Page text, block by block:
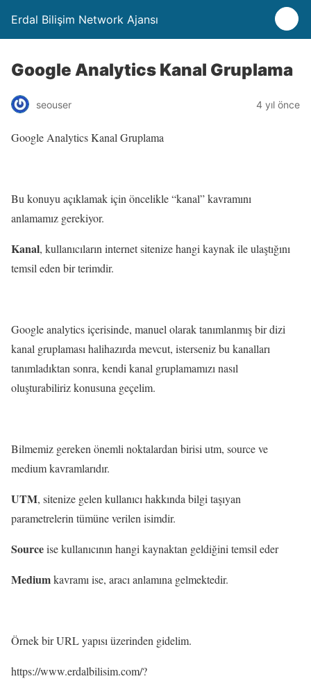
Erdal Bilişim Network Ajansı
Google Analytics Kanal Gruplama
seouser 4 yıl önce
Google Analytics Kanal Gruplama
Bu konuyu açıklamak için öncelikle “kanal” kavramını
anlamamız gerekiyor.
Kanal, kullanıcıların internet sitenize hangi kaynak ile ulaştığını
temsil eden bir terimdir.
Google analytics içerisinde, manuel olarak tanımlanmış bir dizi
kanal gruplaması halihazırda mevcut, isterseniz bu kanalları
tanımladıktan sonra, kendi kanal gruplamamızı nasıl
oluşturabiliriz konusuna geçelim.
Bilmemiz gereken önemli noktalardan birisi utm, source ve
medium kavramlarıdır.
UTM, sitenize gelen kullanıcı hakkında bilgi taşıyan
parametrelerin tümüne verilen isimdir.
Sourceise kullanıcının hangi kaynaktan geldiğini temsil eder
Mediumkavramı ise, aracı anlamına gelmektedir.
Örnek bir URL yapısı üzerinden gidelim.
https://www.erdalbilisim.com/?